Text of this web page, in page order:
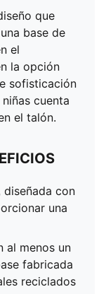
al menos un
niños de 4
que
base de
el
la opción
sofisticación
cuenta
el talón.
diseñada con
una
al menos un
fabricada
reciclados